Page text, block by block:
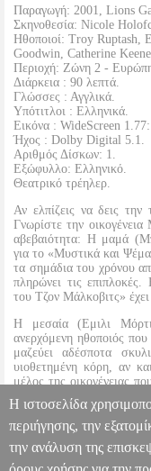
Παραγωγή: 2001, Lions
Σκηνοθεσία: Nicole
Ηθοποιοί: Troy Ruptash,
Goodwin, Catherine
Περιοχή: Ζώνη 2 -
Διάρκεια : 90 λεπτά.
Γλώσσες : Αγγλικά.
Υπότιτλοι : Ελληνικά.
Εικόνα : WideScreen
Ήχος : Dolby Digital 5.1.
Αριθμός Δίσκων: 1.
Εξώφυλλο: Ελληνικό.
Θεατρικό τρέηλερ.
Αν ελπίζεις να δεις την
Γνωρίστε την
αβεβαιότητα: Η μαμά
για το «Μυστικά και
τα σημάδια του χρόνου
πληρώνει τις
του Τζον Μάλκοβιτς»
Η μεσαία (Εμιλι
ανερχόμενη ηθοποιός
μαζεύει αδέσποτα
υιοθετημένη κόρη, αν
μέλος της οικογένειας
θολή εφηβεία. Κάθε μια
σε μια απολαυστική και
ΓΥΝΑΙΚΕΣ ΓΙΑ
DVD.03099
Η ιστοσελίδα
περιήγησης, την
την ανάλυση της